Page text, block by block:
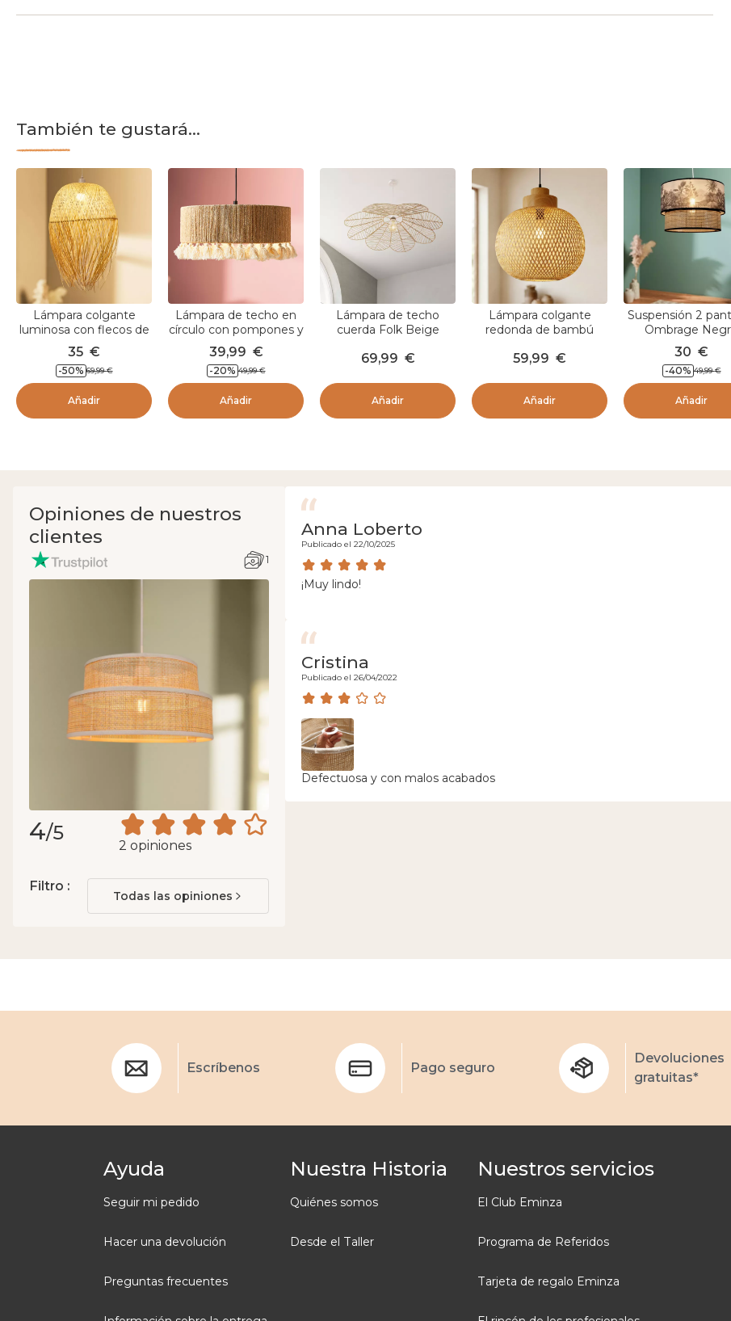
También te gustará...
Lámpara colgante
luminosa con flecos de
bambú (H70 cm)
Huelva Natural
35 €
-50% 69,99 €
Añadir
Lámpara de techo en
círculo con pompones y
cuerda (D35 cm)
Charlotte Negro
39,99 €
-20% 49,99 €
Añadir
Lámpara de techo
cuerda Folk Beige
69,99 €
Añadir
Lámpara colgante
redonda de bambú
Natural
59,99 €
Añadir
Suspensión 2
Ombrage
30 €
-40% 49,99 €
Añadir
Opiniones de nuestros
clientes
1
4/5
2 opiniones
Filtro :
Todas las opiniones
Anna Loberto
Publicado el 22/10/2025
¡Muy lindo!
Cristina
Publicado el 26/04/2022
Defectuosa y con malos acabados
Escríbenos Pago seguro
Devoluciones
gratuitas*
Ayuda
Seguir mi pedido
Hacer una devolución
Preguntas frecuentes
Nuestra Historia
Quiénes somos
Desde el Taller
Nuestros servicios
El Club Eminza
Programa de Referidos
Tarjeta de regalo Eminza